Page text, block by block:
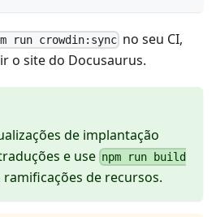
run crowdin:sync no seu CI,
o site do Docusaurus.
de implantação
e use npm run build
ramificações de recursos.